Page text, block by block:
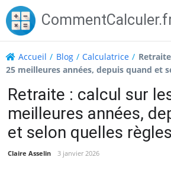
Skip
to
content
Accueil / Blog/Calculatrice /
25 meilleures années, depuis quand et
Retraite : calcul sur
meilleures années,
et selon quelles règles
Claire Asselin 3 janvier 2026